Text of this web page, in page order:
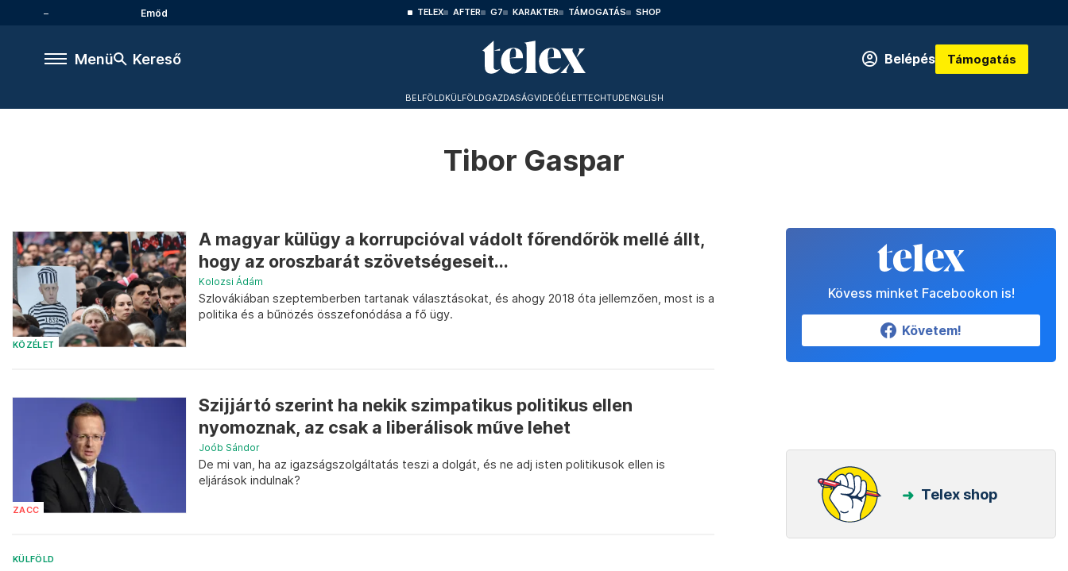
Emőd TELEX AFTER G7 KARAKTER TÁMOGATÁS SHOP
Menü Kereső Belépés Támogatás
BELFÖLDKÜLFÖLDGAZDASÁGVIDEÓÉLETTECHTUDENGLISH
Tibor Gaspar
KÖZÉLET
A magyar külügy a korrupcióval vádolt főrendőrök mellé állt,
hogy az oroszbarát szövetségeseit...
Kolozsi Ádám
Szlovákiában szeptemberben tartanak választásokat, és ahogy 2018 óta jellemzően, most is a
politika és a bűnözés összefonódása a fő ügy.
ZACC
Szijjártó szerint ha nekik szimpatikus politikus ellen
nyomoznak, az csak a liberálisok műve lehet
Joób Sándor
De mi van, ha az igazságszolgáltatás teszi a dolgát, és ne adj isten politikusok ellen is
eljárások indulnak?
KÜLFÖLD
Kövess minket Facebookon is!
Követem!
Telex shop